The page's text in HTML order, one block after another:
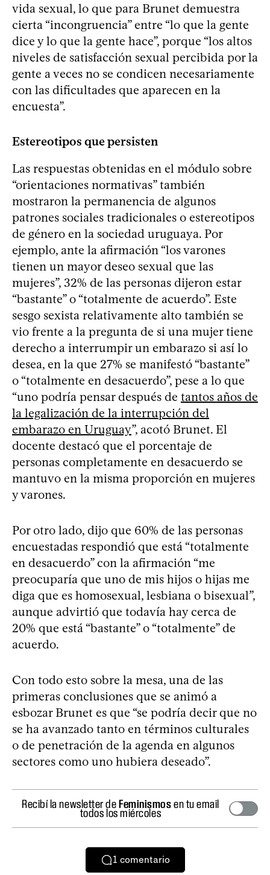
vida sexual, lo que para Brunet demuestra
cierta “incongruencia” entre “lo que la gente
dice y lo que la gente hace”, porque “los altos
niveles de satisfacción sexual percibida por la
gente a veces no se condicen necesariamente
con las dificultades que aparecen en la
encuesta”.
Estereotipos que persisten
Las respuestas obtenidas en el módulo sobre
“orientaciones normativas” también
mostraron la permanencia de algunos
patrones sociales tradicionales o estereotipos
de género en la sociedad uruguaya. Por
ejemplo, ante la afirmación “los varones
tienen un mayor deseo sexual que las
mujeres”, 32% de las personas dijeron estar
“bastante” o “totalmente de acuerdo”. Este
sesgo sexista relativamente alto también se
vio frente a la pregunta de si una mujer tiene
derecho a interrumpir un embarazo si así lo
desea, en la que 27% se manifestó “bastante”
o “totalmente en desacuerdo”, pese a lo que
“uno podría pensar después de tantos años de
la legalización de la interrupción del
embarazo en Uruguay”, acotó Brunet. El
docente destacó que el porcentaje de
personas completamente en desacuerdo se
mantuvo en la misma proporción en mujeres
y varones.
Por otro lado, dijo que 60% de las personas
encuestadas respondió que está “totalmente
en desacuerdo” con la afirmación “me
preocuparía que uno de mis hijos o hijas me
diga que es homosexual, lesbiana o bisexual”,
aunque advirtió que todavía hay cerca de
20% que está “bastante” o “totalmente” de
acuerdo.
Con todo esto sobre la mesa, una de las
primeras conclusiones que se animó a
esbozar Brunet es que “se podría decir que no
se ha avanzado tanto en términos culturales
o de penetración de la agenda en algunos
sectores como uno hubiera deseado”.
Recibí la newsletter deFeminismosen tu email
todos los miércoles
1 comentario